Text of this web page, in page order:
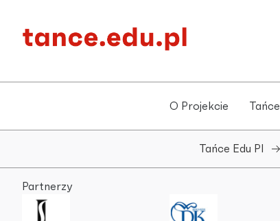
O Projekcie Tańce
Tańce Edu Pl
Partnerzy